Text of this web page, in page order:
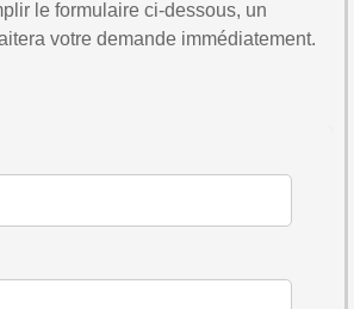
le formulaire ci-dessous, un
votre demande immédiatement.